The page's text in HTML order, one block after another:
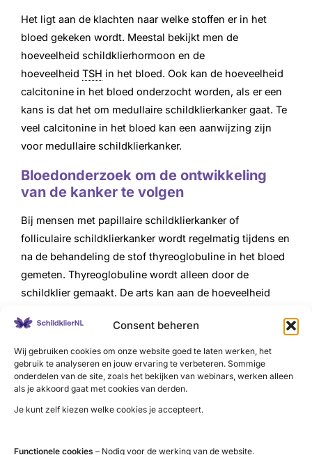
Consent beheren
Wij gebruiken cookies om onze website goed te laten werken, het
gebruik te analyseren en jouw ervaring te verbeteren. Sommige
onderdelen van de site, zoals het bekijken van webinars, werken alleen
als je akkoord gaat met cookies van derden.
Je kunt zelf kiezen welke cookies je accepteert.
Functionele cookies – Nodig voor de werking van de website.
Het ligt aan de klachten naar welke stoffen er in het
bloed gekeken wordt. Meestal bekijkt men de
hoeveelheid schildklierhormoon en de
hoeveelheidTSH in het bloed. Ook kan de hoeveelheid
calcitonine in het bloed onderzocht worden, als er een
kans is dat het om medullaire schildklierkanker gaat. Te
veel calcitonine in het bloed kan een aanwijzing zijn
voor medullaire schildklierkanker.
Bloedonderzoek om de ontwikkeling
van de kanker te volgen
Bij mensen met papillaire schildklierkanker of
folliculaire schildklierkanker wordt regelmatig tijdens en
na de behandeling de stof thyreoglobuline in het bloed
gemeten. Thyreoglobuline wordt alleen door de
schildklier gemaakt. De arts kan aan de hoeveelheid
ontwikkelt. Thyreoglobuline heet daarom ook wel een
tumormarker voor schildklierkanker. Slaat de
behandeling aan dan daalt de hoeveelheid
thyreoglobuline in het bloed.
Mensen met medullaire schildklierkanker krijgen
hoeveelheid calcitonine in het bloed kan de arts zien of